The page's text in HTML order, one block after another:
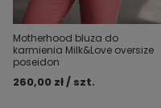
Motherhood bluza do
karmienia Milk&Love oversize
poseidon
260,00 zł / szt.